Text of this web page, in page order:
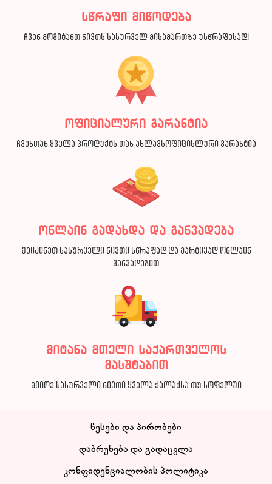
სწრაფი მიწოდება
ჩვენ მოგიტანთ ნივთს სასურველ მისამართზე უსწრაფესად!
ოფიციალური გარანტია
ჩვენთან ყველა პროდუქტს თან ახლავსოფიცისლური გარანტია
ონლაინ გადახდა და განვადება
შეიძინეთ სასურველი ნივთი სწრაფად და მარტივად ონლაინ
განვადებით
მიტანა მთელი საქართველოს
მასშტაბით
მიიღე სასურველი ნივთი ყველა ქალაქსა თუ სოფელში
წესები და პირობები
დაბრუნება და გადაცვლა
კონფიდენციალობის პოლიტიკა